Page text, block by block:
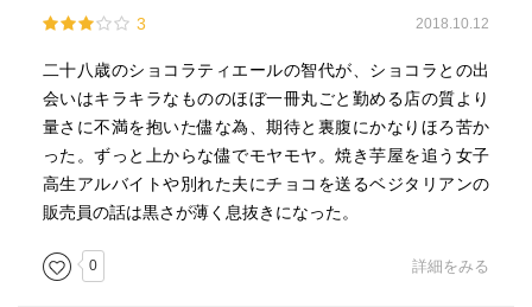
3 2018.10.12
二十八歳のショコラティエールの智代が、ショコラとの出
会いはキラキラなもののほぼ一冊丸ごと勤める店の質より
量さに不満を抱いた儘な為、期待と裏腹にかなりほろ苦か
った。ずっと上からな儘でモヤモヤ。焼き芋屋を追う女子
高生アルバイトや別れた夫にチョコを送るベジタリアンの
販売員の話は黒さが薄く息抜きになった。
0 詳細をみる